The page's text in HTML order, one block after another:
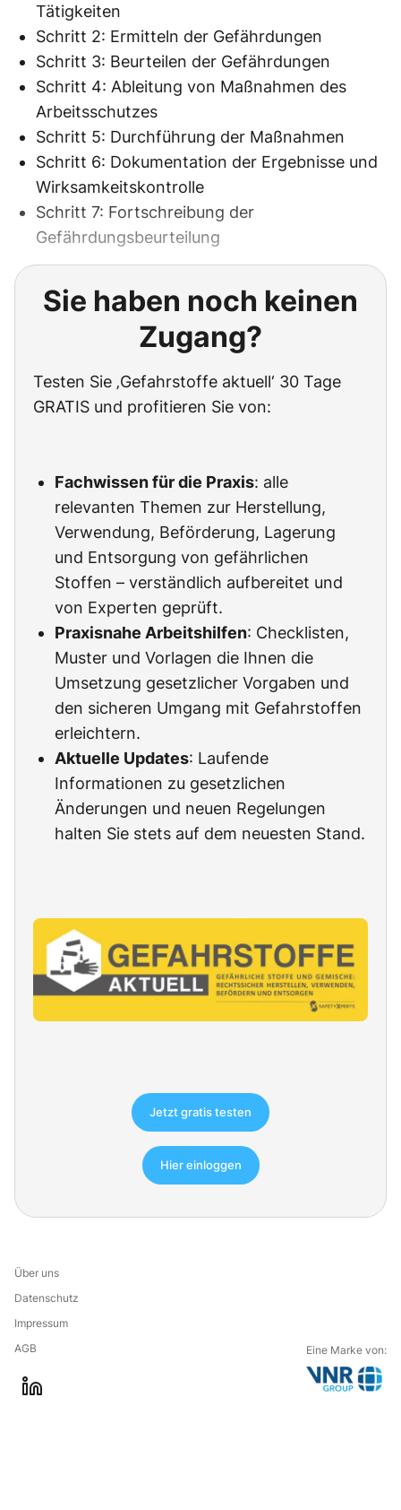
Tätigkeiten
Schritt 2: Ermitteln der Gefährdungen
Schritt 3: Beurteilen der Gefährdungen
Schritt 4: Ableitung von Maßnahmen des
Arbeitsschutzes
Schritt 5: Durchführung der Maßnahmen
Schritt 6: Dokumentation der Ergebnisse und
Wirksamkeitskontrolle
Schritt 7: Fortschreibung der
Gefährdungsbeurteilung
Sie haben noch keinen
Zugang?
Testen Sie ‚Gefahrstoffe aktuell‘ 30 Tage
GRATIS und profitieren Sie von:
Fachwissen für die Praxis: alle
relevanten Themen zur Herstellung,
Verwendung, Beförderung, Lagerung
und Entsorgung von gefährlichen
Stoffen – verständlich aufbereitet und
von Experten geprüft.
Praxisnahe Arbeitshilfen: Checklisten,
Muster und Vorlagen die Ihnen die
Umsetzung gesetzlicher Vorgaben und
den sicheren Umgang mit Gefahrstoffen
erleichtern.
Aktuelle Updates: Laufende
Informationen zu gesetzlichen
Änderungen und neuen Regelungen
halten Sie stets auf dem neuesten Stand.
Jetzt gratis testen
Hier einloggen
Über uns
Datenschutz
Impressum
AGB
Eine Marke von: